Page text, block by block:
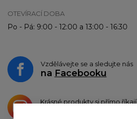
OTEVÍRACÍ DOBA
Po - Pá: 9:00 - 12:00 a 13:00 - 16:30
Vzdělávejte se a sledujte nás
na Facebooku
Krásné produkty si přímo říkají